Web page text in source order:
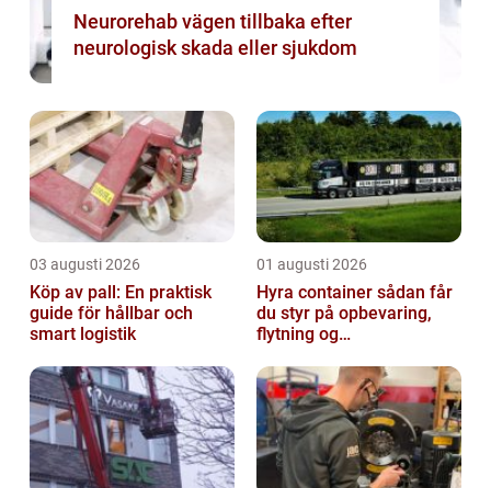
Neurorehab vägen tillbaka efter
neurologisk skada eller sjukdom
03 augusti 2026
Köp av pall: En praktisk
guide för hållbar och
smart logistik
01 augusti 2026
Hyra container sådan får
du styr på opbevaring,
flytning og